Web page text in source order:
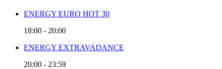
ENERGY EURO HOT 30
18:00 - 20:00
ENERGY EXTRAVADANCE
20:00 - 23:59